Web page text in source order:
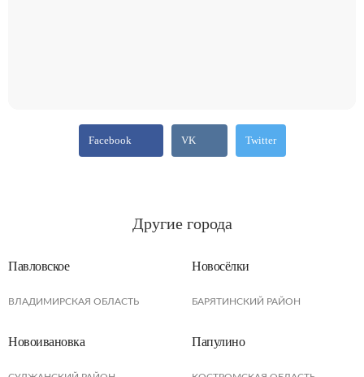
Facebook VK Twitter
Другие города
Павловское
ВЛАДИМИРСКАЯ ОБЛАСТЬ
Новосёлки
БАРЯТИНСКИЙ РАЙОН
Новоивановка Папулино